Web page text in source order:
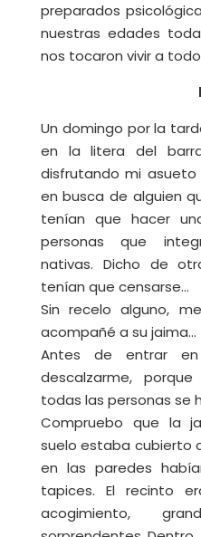
preparados
nuestras edades
nos tocaron vivir a
Un domingo por la
en la litera del
disfrutando mi
en busca de alguien
tenían que hacer
personas que
nativas. Dicho de
tenían que censarse…
Sin recelo alguno,
acompañé a su jaima…
Antes de entrar
descalzarme,
todas las personas se
Compruebo que la
suelo estaba cubierto
en las paredes
tapices. El recinto
acogimiento,